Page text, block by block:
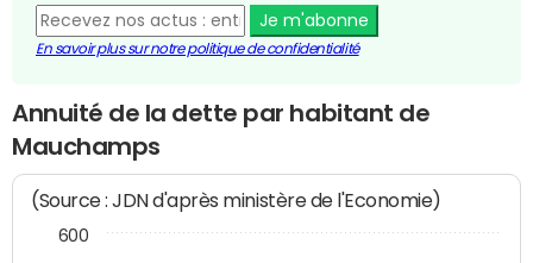
Je m'abonne
En savoir plus sur notre politique de confidentialité
Annuité de la dette par habitant de
Mauchamps
(Source : JDN d'après ministère de l'Economie)
600